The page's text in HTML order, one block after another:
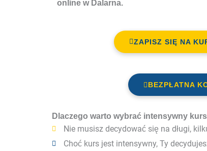
online w Dalarna.
BEZPŁATNA
ZAPISZ SIĘ NA
Dlaczego warto wybrać intensywny
Nie musisz decydować się na długi,
Choć kurs jest intensywny, Ty